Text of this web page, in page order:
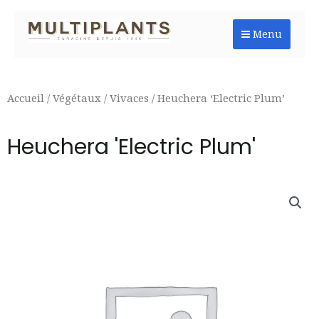
Menu
Accueil / Végétaux / Vivaces / Heuchera ‘Electric Plum’
Heuchera 'Electric Plum'